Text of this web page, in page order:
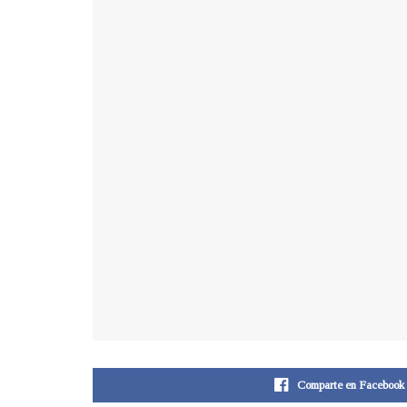
Comparte en Facebook